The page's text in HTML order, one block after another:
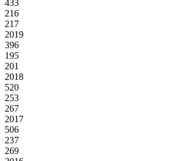
433
216
217
2019
396
195
201
2018
520
253
267
2017
506
237
269